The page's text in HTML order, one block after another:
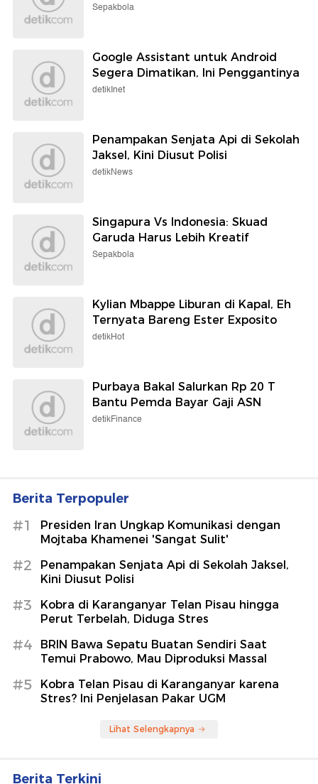
Sepakbola
Google Assistant untuk Android
Segera Dimatikan, Ini Penggantinya
detikInet
Penampakan Senjata Api di Sekolah
Jaksel, Kini Diusut Polisi
detikNews
Singapura Vs Indonesia: Skuad
Garuda Harus Lebih Kreatif
Sepakbola
Kylian Mbappe Liburan di Kapal, Eh
Ternyata Bareng Ester Exposito
detikHot
Purbaya Bakal Salurkan Rp 20 T
Bantu Pemda Bayar Gaji ASN
detikFinance
Berita Terpopuler
#1
Presiden Iran Ungkap Komunikasi dengan
Mojtaba Khamenei 'Sangat Sulit'
#2
Penampakan Senjata Api di Sekolah Jaksel,
Kini Diusut Polisi
#3
Kobra di Karanganyar Telan Pisau hingga
Perut Terbelah, Diduga Stres
#4
BRIN Bawa Sepatu Buatan Sendiri Saat
Temui Prabowo, Mau Diproduksi Massal
#5
Kobra Telan Pisau di Karanganyar karena
Stres? Ini Penjelasan Pakar UGM
Lihat Selengkapnya
Berita Terkini